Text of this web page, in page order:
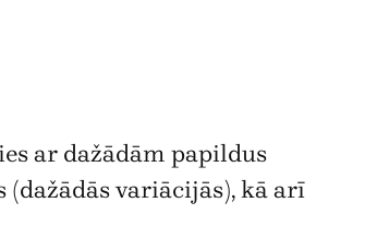
ar dažādām papildus
variācijās), kā arī